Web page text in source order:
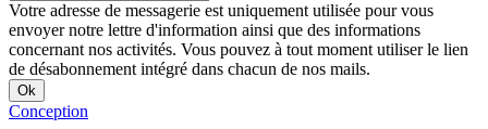
Votre adresse de messagerie est uniquement utilisée pour vous
envoyer notre lettre d'information ainsi que des informations
concernant nos activités. Vous pouvez à tout moment utiliser le lien
de désabonnement intégré dans chacun de nos mails.
Conception